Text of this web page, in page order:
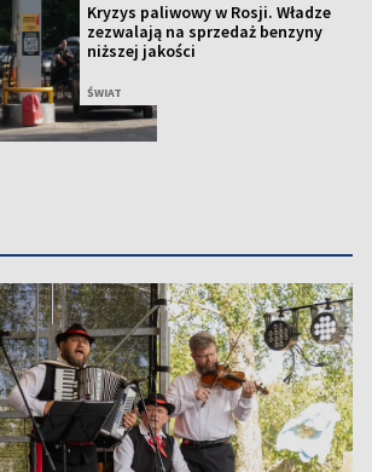
Kryzys paliwowy w Rosji. Władze
zezwalają na sprzedaż benzyny
niższej jakości
ŚWIAT